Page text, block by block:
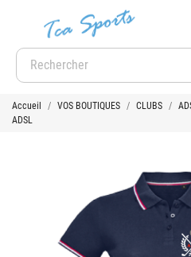
Accueil VOS BOUTIQUES CLUBS
ADSL